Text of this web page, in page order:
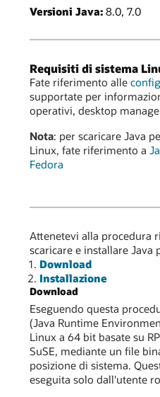
Versioni Java: 8.0, 7.0
Requisiti di sistema
Fate riferimento alle
supportate per
operativi, desktop
Nota: per scaricare Java
Linux, fate riferimento a
Fedora
Attenetevi alla procedura
scaricare e installare Java
Download
Installazione
Download
Eseguendo questa
(Java Runtime
Linux a 64 bit basate su
SuSE, mediante un file
posizione di sistema.
eseguita solo dall'utente